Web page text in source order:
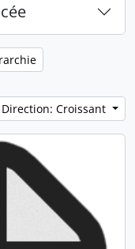
Direction: Croissant